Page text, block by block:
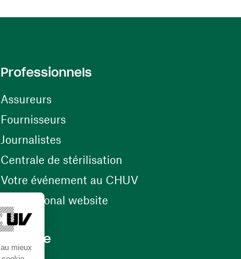
Professionnels
Assureurs
Fournisseurs(ouvre une nouvelle fenêtre)
Journalistes
Centrale de stérilisation
Votre événement au CHUV(ouvre une nouvelle
International website
Carrière